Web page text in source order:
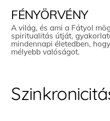
content
FÉNYÖRVÉNY
A világ, és ami a Fátyol
spiritualitás útját,
mindennapi életedben,
mélyebb valóságot.